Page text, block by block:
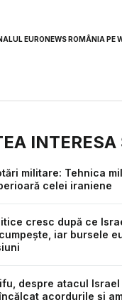
EURONEWS ROMÂNIA PE
INTERESA
militare: Tehnica
celei iraniene
cresc după ce
iar bursele
despre atacul
acordurile și